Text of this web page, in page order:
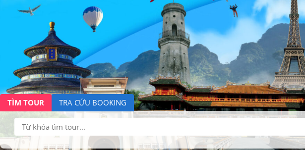
TÌM TOUR TRA CỨU BOOKING
Tìm
kiếm: